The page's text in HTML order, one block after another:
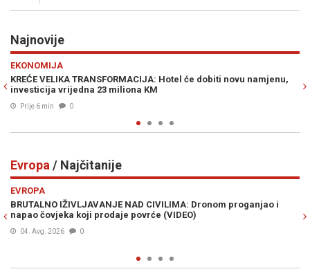
Najnovije
će dobiti novu namjenu,
BRZA POŠTA ZA SPECIJALCE: Kako je
logistika za tajne policijske operacije
Evropa / Najčitanije
Dronom proganjao i
NOVA ODLUKA KREMLJA IZAZVALA
strahu masovno rasprodaju imovinu i